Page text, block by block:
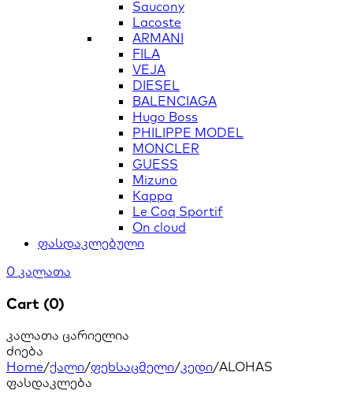
Saucony
Lacoste
ARMANI
FILA
VEJA
DIESEL
BALENCIAGA
Hugo Boss
PHILIPPE MODEL
MONCLER
GUESS
Mizuno
Kappa
Le Coq Sportif
On cloud
ფასდაკლებული
0 კალათა
Cart (0)
კალათა ცარიელია
ძიება
Home/ქალი/ფეხსაცმელი/კედი/ALOHAS
ფასდაკლება